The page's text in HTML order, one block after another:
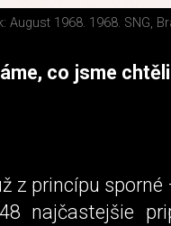
August 1968. 1968. SNG,
co jsme chtěli
z princípu
najčastejšie